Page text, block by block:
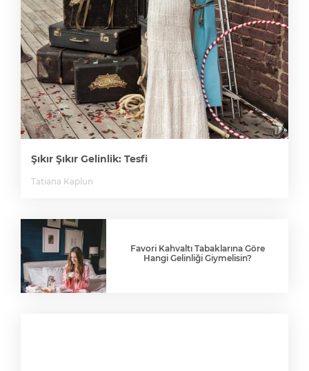
Şıkır Şıkır Gelinlik: Tesfi
Tatiana Kaplun
Favori Kahvaltı Tabaklarına Göre
Hangi Gelinliği Giymelisin?